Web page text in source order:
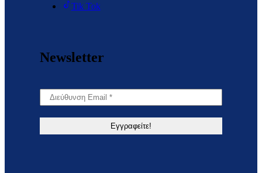
Tik Tok
Newsletter